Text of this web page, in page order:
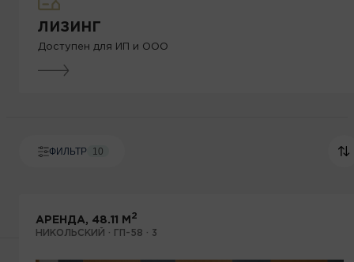
ЛИЗИНГ
Доступен для ИП и ООО
ФИЛЬТР 10
НАЗАД ФИЛЬТР
АРЕНДА, 48.11 М 2
НИКОЛЬСКИЙ · ГП-58 · 3